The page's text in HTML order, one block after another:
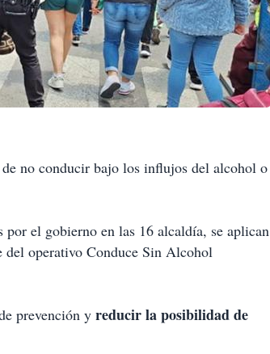
no conducir bajo los influjos del alcohol o
por el gobierno en las 16 alcaldía, se aplican
del operativo Conduce Sin Alcohol
prevención y reducir la posibilidad de